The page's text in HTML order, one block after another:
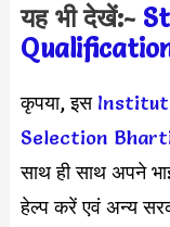
यह भी देखें:-
कृपया, इस
Selection
साथ ही साथ अपने
हेल्प करें एवं अन्य